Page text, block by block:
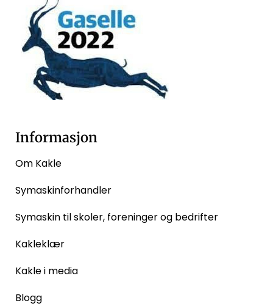
Informasjon
Om Kakle
Symaskinforhandler
Symaskin til skoler, foreninger og bedrifter
Kakleklær
Kakle i media
Blogg